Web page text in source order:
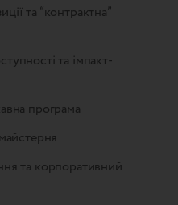
та “контрактна”
та імпакт-
програма
та корпоративний